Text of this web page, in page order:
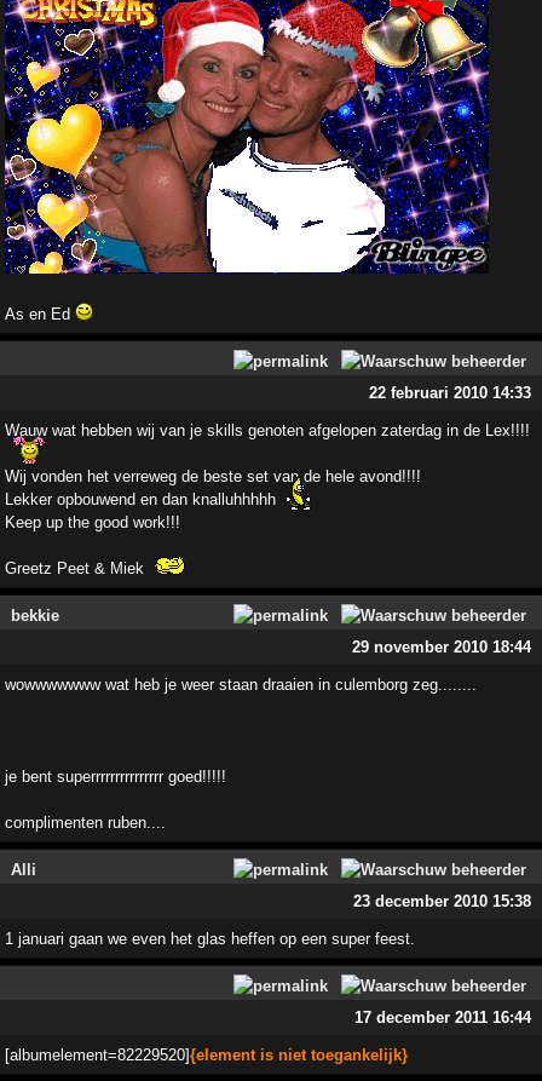
As en Ed
22 februari 2010 14:33
Wauw wat hebben wij van je skills genoten afgelopen zaterdag in de Lex!!!!
Wij vonden het verreweg de beste set van de hele avond!!!!
Lekker opbouwend en dan knalluhhhhh
Keep up the good work!!!
Greetz Peet & Miek
bekkie
29 november 2010 18:44
wowwwwwww wat heb je weer staan draaien in culemborg zeg........
je bent superrrrrrrrrrrrrrr goed!!!!!
complimenten ruben....
Alli
23 december 2010 15:38
1 januari gaan we even het glas heffen op een super feest.
17 december 2011 16:44
[albumelement=82229520]{element is niet toegankelijk}